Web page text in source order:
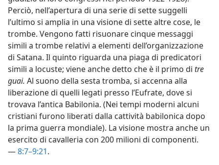
Perciò, nell’apertura di una serie di sette suggelli
l’ultimo si amplia in una visione di sette altre cose, le
trombe. Vengono fatti risuonare cinque messaggi
simili a trombe relativi a elementi dell’organizzazione
di Satana. Il quinto riguarda una piaga di predicatori
simili a locuste; viene anche detto che è il primo di tre
guai. Al suono della sesta tromba, si accenna alla
liberazione di quelli legati presso l’Eufrate, dove si
trovava l’antica Babilonia. (Nei tempi moderni alcuni
cristiani furono liberati dalla cattività babilonica dopo
la prima guerra mondiale). La visione mostra anche un
esercito di cavalleria con 200 milioni di componenti.
—8:7–9:21.